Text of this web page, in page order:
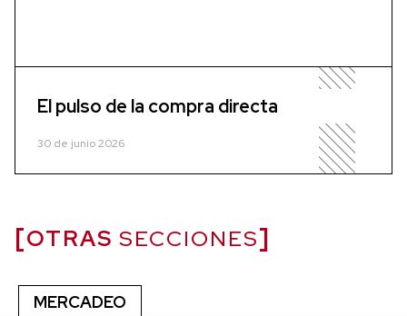
El pulso de la compra directa
30 de junio 2026
OTRAS SECCIONES
MERCADEO